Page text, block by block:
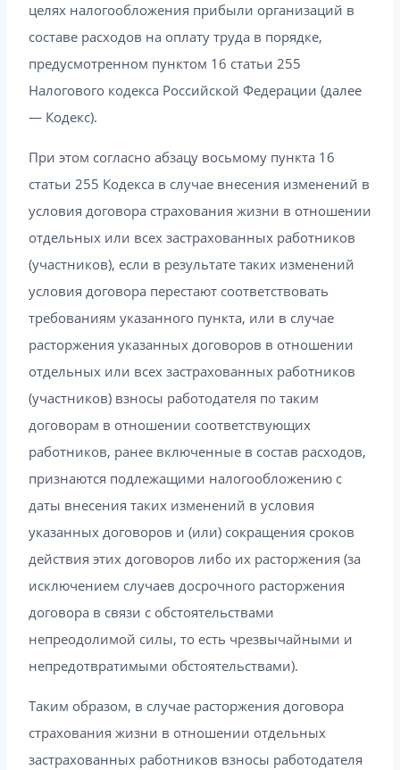
целях налогообложения прибыли организаций в
составе расходов на оплату труда в порядке,
предусмотренном пунктом 16 статьи 255
Налогового кодекса Российской Федерации (далее
— Кодекс).
При этом согласно абзацу восьмому пункта 16
статьи 255 Кодекса в случае внесения изменений в
условия договора страхования жизни в отношении
отдельных или всех застрахованных работников
(участников), если в результате таких изменений
условия договора перестают соответствовать
требованиям указанного пункта, или в случае
расторжения указанных договоров в отношении
отдельных или всех застрахованных работников
(участников) взносы работодателя по таким
договорам в отношении соответствующих
работников, ранее включенные в состав расходов,
признаются подлежащими налогообложению с
даты внесения таких изменений в условия
указанных договоров и (или) сокращения сроков
действия этих договоров либо их расторжения (за
исключением случаев досрочного расторжения
договора в связи с обстоятельствами
непреодолимой силы, то есть чрезвычайными и
непредотвратимыми обстоятельствами).
Таким образом, в случае расторжения договора
страхования жизни в отношении отдельных
застрахованных работников взносы работодателя